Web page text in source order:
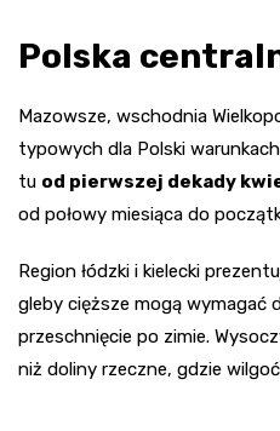
Polska
Mazowsze, wschodnia
typowych dla Polski
tu od pierwszej dekady
od połowy miesiąca do
Region łódzki i kielecki
gleby cięższe mogą wymagać
przeschnięcie po zimie.
niż doliny rzeczne, gdzie